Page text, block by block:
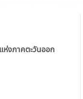
งภาคตะวันออก